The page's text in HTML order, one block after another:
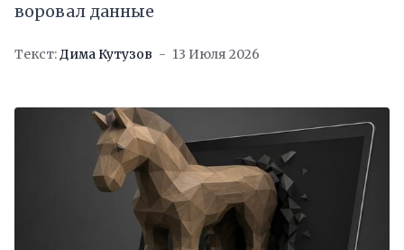
воровал данные
Текст:Дима Кутузов 13 Июля 2026